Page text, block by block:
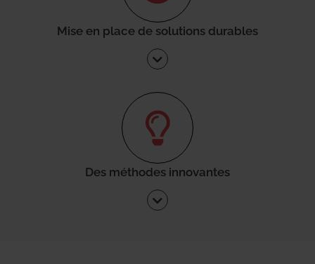
Mise en place de solutions durables
Des méthodes innovantes